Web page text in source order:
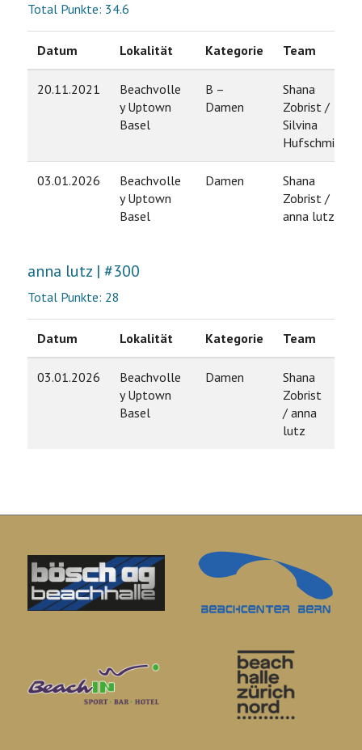
Total Punkte: 34.6
Datum Lokalität Kategorie Team
20.11.2021
Beachvolle
y Uptown
Basel
B –
Damen
Shana
Zobrist /
Silvina
Hufschmid
03.01.2026
Beachvolle
y Uptown
Basel
Damen
Shana
Zobrist /
anna lutz
anna lutz | #300
Total Punkte: 28
Datum Lokalität Kategorie Team
03.01.2026
Beachvolle
y Uptown
Basel
Damen
Shana
Zobrist
/ anna
lutz